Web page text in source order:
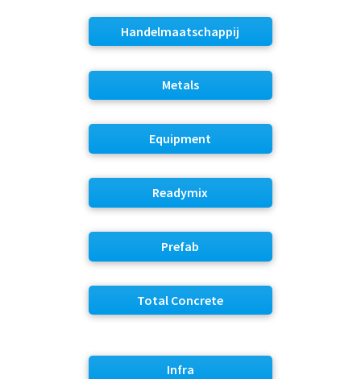
Handelmaatschappij
Metals
Equipment
Readymix
Prefab
Total Concrete
Infra